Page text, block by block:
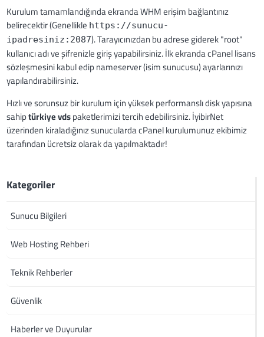
Kurulum tamamlandığında ekranda WHM erişim bağlantınız
belirecektir (Genellikle https://sunucu-
ipadresiniz:2087). Tarayıcınızdan bu adrese giderek "root"
kullanıcı adı ve şifrenizle giriş yapabilirsiniz. İlk ekranda cPanel lisans
sözleşmesini kabul edip nameserver (isim sunucusu) ayarlarınızı
yapılandırabilirsiniz.
Hızlı ve sorunsuz bir kurulum için yüksek performanslı disk yapısına
sahiptürkiye vdspaketlerimizi tercih edebilirsiniz. İyibirNet
üzerinden kiraladığınız sunucularda cPanel kurulumunuz ekibimiz
tarafından ücretsiz olarak da yapılmaktadır!
Kategoriler
Sunucu Bilgileri
Web Hosting Rehberi
Teknik Rehberler
Güvenlik
Haberler ve Duyurular